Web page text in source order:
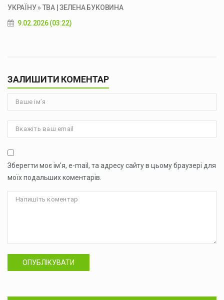
УКРАЇНУ » ТВА | ЗЕЛЕНА БУКОВИНА
9.02.2026 (03:22)
ЗАЛИШИТИ КОМЕНТАР
Зберегти моє ім'я, e-mail, та адресу сайту в цьому браузері для
моїх подальших коментарів.
ОПУБЛІКУВАТИ